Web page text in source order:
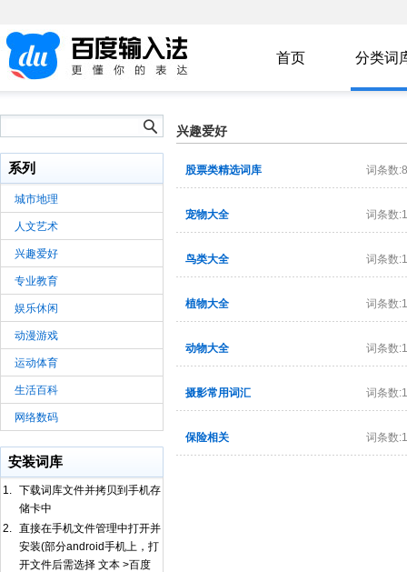
首页 分类词
系列
城市地理
人文艺术
兴趣爱好
专业教育
娱乐休闲
动漫游戏
运动体育
生活百科
网络数码
安装词库
1. 下载词库文件并拷贝到手机存
储卡中
2. 直接在手机文件管理中打开并
安装(部分android手机上，打
开文件后需选择 文本 >百度
兴趣爱好
股票类精选词库 词条数
宠物大全 词条数
鸟类大全 词条数
植物大全 词条数
动物大全 词条数
摄影常用词汇 词条数
保险相关 词条数